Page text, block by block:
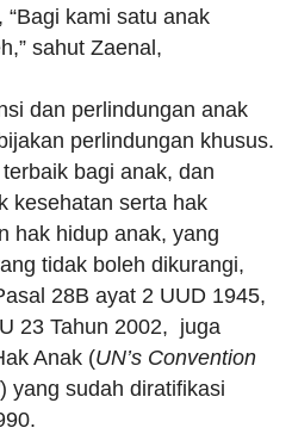
kami satu anak
sahut Zaenal,
dan perlindungan anak
perlindungan khusus.
bagi anak, dan
kesehatan serta hak
hak hidup anak, yang
tidak boleh dikurangi,
28B ayat 2 UUD 1945,
23 Tahun 2002, juga
Anak (UN’s Convention
) yang sudah diratifikasi